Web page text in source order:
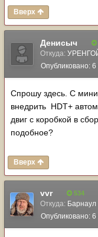
Вверх
Денисыч
Откуда:
Опубликовано: 6
Спрошу здесь. С
внедрить HDT+
двиг с коробкой в
подобное?
Вверх
vvr 534
Откуда: Барнаул
Опубликовано: 6